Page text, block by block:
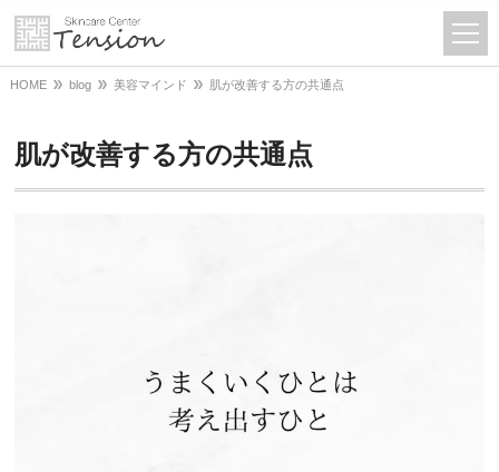
HOME blog 美容マインド 肌が改善する方の共通点
肌が改善する方の共通点